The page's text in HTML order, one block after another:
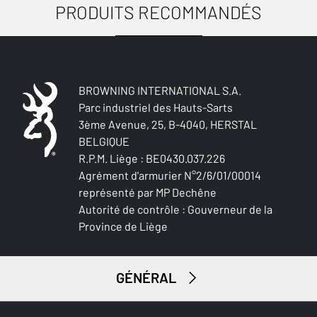
DÉTAILS CHOKES
Full (F), 3/4 (IM), 1/2 (MOD), 1/4 (IC)
SYSTÈME DE CHOKES
Invector Plus™
FINITION EXTÉRIEURE DU CANON
Blued Gloss Finish
LONGEUR DE CANON
MANUEL UTILISATEUR
Vous voulez en savoir plus sur le B525 ? Retrouvez ici le
manuel utilisateur.
Vers le manuel
PRODUITS RECOMMANDÉS
BROWNING INTERNATIONAL S.A.
Parc industriel des Hauts-Sarts
3ème Avenue, 25, B-4040, HERSTAL
BELGIQUE
R.P.M. Liège : BE0430.037.226
Agrément d'armurier N°2/6/01/00014
représenté par MP Dechêne
Autorité de contrôle : Gouverneur de la
Province de Liège
GÉNÉRAL